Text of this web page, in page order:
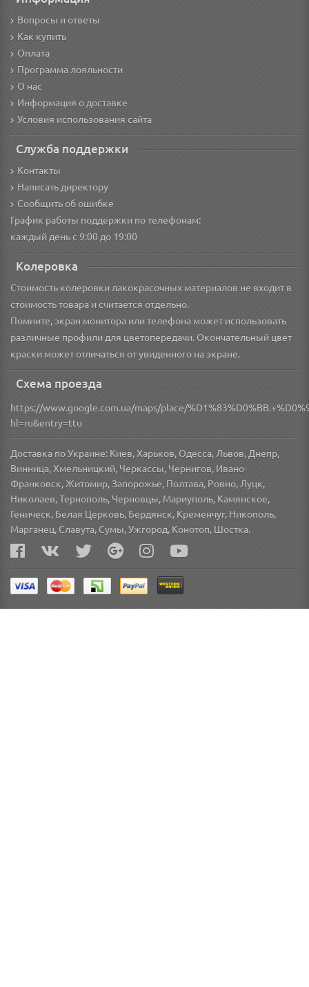
Вопросы и ответы
Как купить
Оплата
Программа лояльности
О нас
Информация о доставке
Условия использования сайта
Служба поддержки
Контакты
Написать директору
Сообщить об ошибке
График работы поддержки по телефонам:
каждый день с 9:00 до 19:00
Колеровка
Стоимость колеровки лакокрасочных материалов не входит в
стоимость товара и считается отдельно.
Помните, экран монитора или телефона может использовать
различные профили для цветопередачи. Окончательный цвет
краски может отличаться от увиденного на экране.
Схема проезда
https://www.google.com.ua/maps/place/
hl=ru&entry=ttu
Доставка по Украине: Киев, Харьков, Одесса, Львов, Днепр,
Винница, Хмельницкий, Черкассы, Чернигов, Ивано-
Франковск, Житомир, Запорожье, Полтава, Ровно, Луцк,
Николаев, Тернополь, Черновцы, Мариуполь, Камянское,
Геническ, Белая Церковь, Бердянск, Кременчуг, Никополь,
Марганец, Славута, Сумы, Ужгород, Конотоп, Шостка.